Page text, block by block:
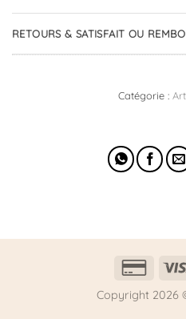
RETOURS & SATISFAIT OU
Catégorie :
Credit
2
Copyright 2026